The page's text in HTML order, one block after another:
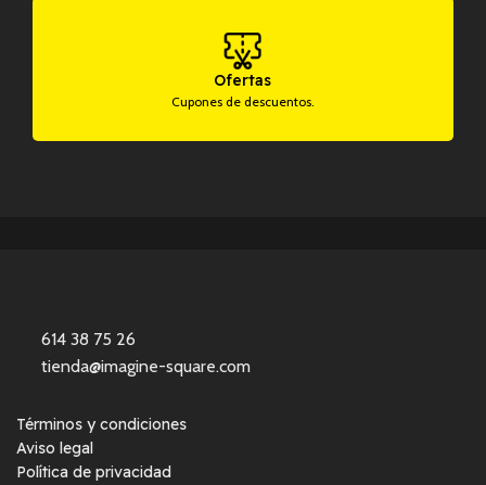
Ofertas
Cupones de descuentos.
614 38 75 26
tienda@imagine-square.com
Términos y condiciones
Aviso legal
Política de privacidad